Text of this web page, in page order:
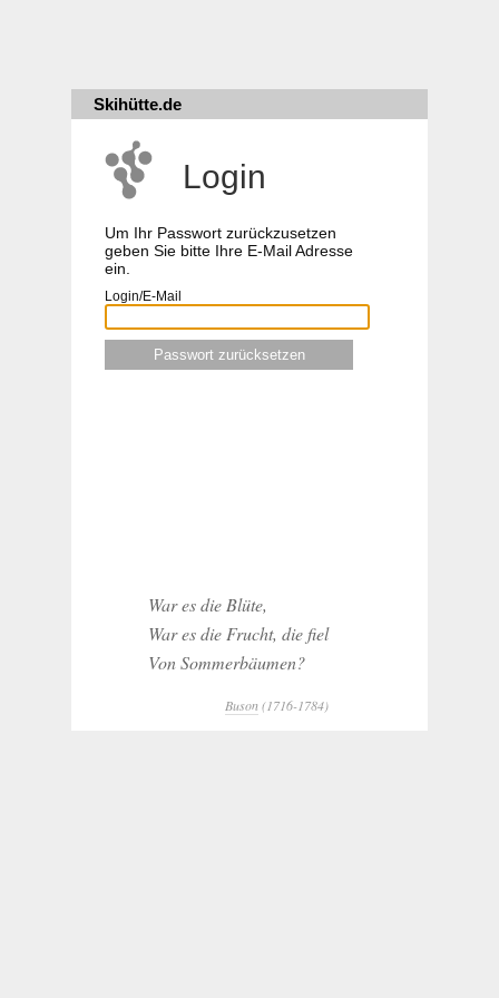
Skihütte.de
Login
Um Ihr Passwort zurückzusetzen
geben Sie bitte Ihre E-Mail Adresse
ein.
Login/E-Mail
Passwort zurücksetzen
War es die Blüte,
War es die Frucht, die fiel
Von Sommerbäumen?
Buson(1716-1784)